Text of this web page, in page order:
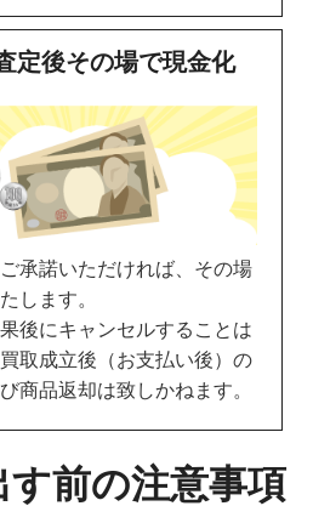
定後その場で現金化
承諾いただければ、その場
します。
後にキャンセルすることは
取成立後（お支払い後）の
商品返却は致しかねます。
す前の注意事項